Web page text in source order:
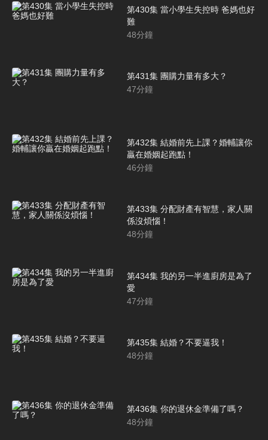
第430集 當小學生失控時 爸媽也好
難
48分鐘
第431集 團購力量有多大？
47分鐘
第432集 結婚前先上課？婚輔讓你
贏在婚姻起跑點！
46分鐘
第433集 分配財產有智慧，家人關
係沒煩惱！
48分鐘
第434集 我的另一半進廚房是為了
愛
47分鐘
第435集 結婚？不要逼我！
48分鐘
第436集 你的退休金準備了嗎？
48分鐘